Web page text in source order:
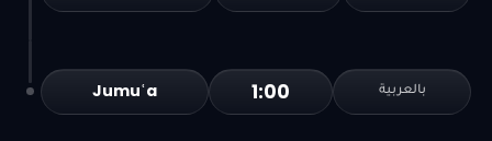
Jumuʿa 1:00 بالعربية